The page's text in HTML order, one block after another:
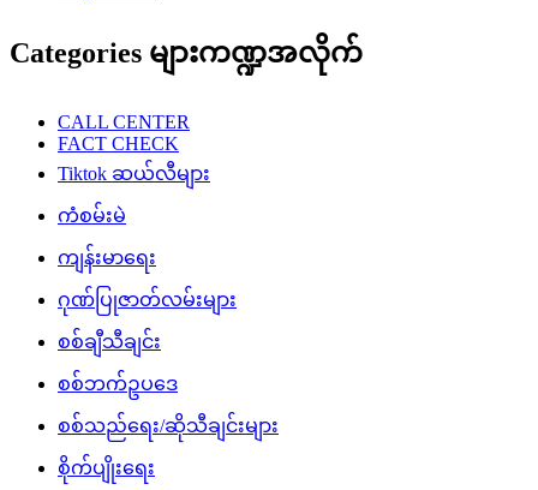
Categories များကဏ္ဍအလိုက်
CALL CENTER
FACT CHECK
Tiktok ဆယ်လီများ
ကံစမ်းမဲ
ကျန်းမာရေး
ဂုဏ်ပြုဇာတ်လမ်းများ
စစ်ချီသီချင်း
စစ်ဘက်ဥပဒေ
စစ်သည်ရေး/ဆိုသီချင်းများ
စိုက်ပျိုးရေး